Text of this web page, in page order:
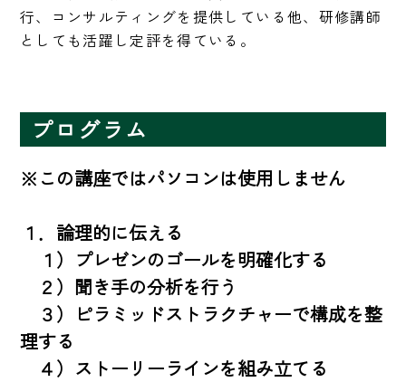
行、コンサルティングを提供している他、研修講師
としても活躍し定評を得ている。
プログラム
※この講座ではパソコンは使用しません
１．論理的に伝える
１）プレゼンのゴールを明確化する
２）聞き手の分析を行う
３）ピラミッドストラクチャーで構成を整
理する
４）ストーリーラインを組み立てる